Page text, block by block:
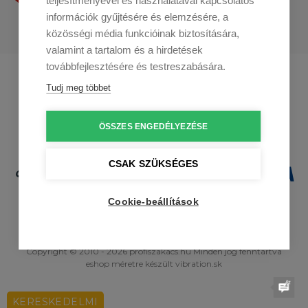
Profikuchar.sk
Profikuchař.cz
Copyright © 2010 - 2026 profiszakacs.hu Minden jog fenntartva
eshop méretre készült vibration.sk
KERESKEDELMI
információk gyűjtésére és elemzésére, a
közösségi média funkcióinak biztosítására,
valamint a tartalom és a hirdetések
továbbfejlesztésére és testreszabására.
Tudj meg többet
ÖSSZES ENGEDÉLYEZÉSE
CSAK SZÜKSÉGES
Cookie-beállítások